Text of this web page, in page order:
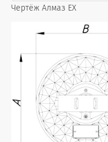
Чертёж Алмаз EX